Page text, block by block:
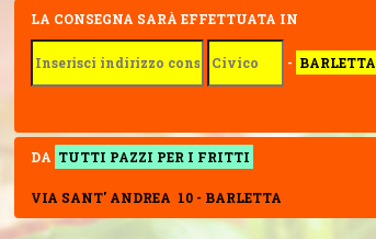
LA CONSEGNA SARÀ EFFETTUATA IN
- BARLETTA
DA TUTTI PAZZI PER I FRITTI
VIA SANT' ANDREA 10 - BARLETTA